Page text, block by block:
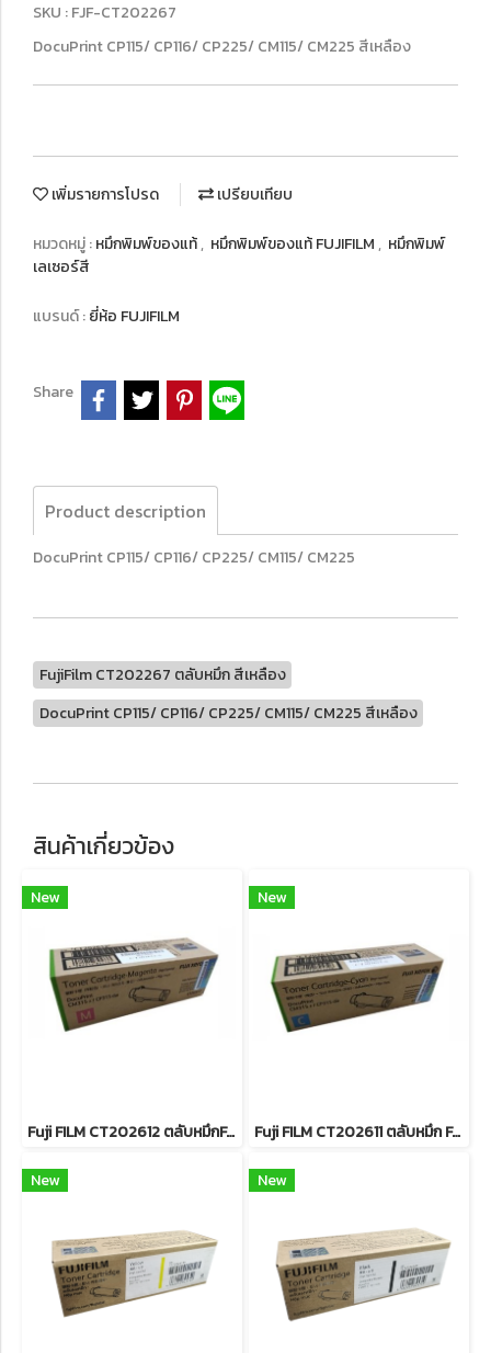
SKU : FJF-CT202267
DocuPrint CP115/ CP116/ CP225/ CM115/ CM225 สีเหลือง
เพิ่มรายการโปรด เปรียบเทียบ
หมวดหมู่ :หมึกพิมพ์ของแท้, หมึกพิมพ์ของแท้ FUJIFILM , หมึกพิมพ์
เลเซอร์สี
แบรนด์ :ยี่ห้อ FUJIFILM
Share
Product description
DocuPrint CP115/ CP116/ CP225/ CM115/ CM225
FujiFilm CT202267 ตลับหมึก สีเหลือง
DocuPrint CP115/ CP116/ CP225/ CM115/ CM225 สีเหลือง
สินค้าเกี่ยวข้อง
New
Fuji FILM CT202612 ตลับหมึกFor DocuPrint CP315dw/ CM315z หมึกพิมพ์เลเซอร์โทนเนอร์สีแดง รับประกันศูนย์บริการของแท้แน่นอน
New
Fuji FILM CT202611 ตลับหมึก For DocuPrint CP315dw/ CM315z หมึกพิมพ์เลเซอร์โทนเนอร์สีฟ้า รับประกันศูนย์บริการของแท้แน่นอน
New New